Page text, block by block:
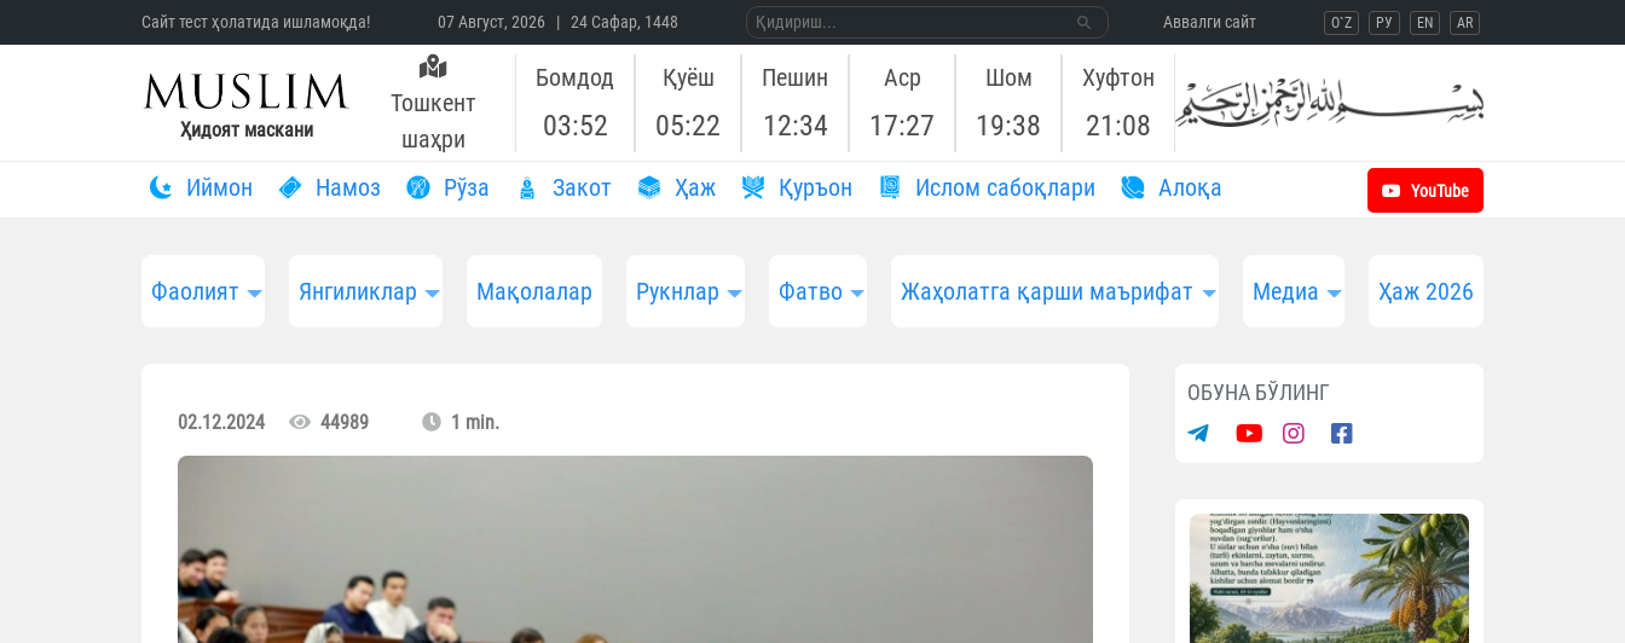
Сайт тест ҳолатида ишламоқда! 07 Август, 2026 | 24 Сафар, 1448 Aввалги сайт O`Z РУ EN AR
Ҳидоят маскани
Тошкент
шаҳри
Бомдод
03:52
Қуёш
05:22
Пешин
12:34
Аср
17:27
Шом
19:38
Хуфтон
21:08
Иймон Намоз Рўза Закот Ҳаж Қуръон Ислом сабоқлари Aлоқа YouTube
Фаолият Янгиликлар Мақолалар Рукнлар Фатво Жаҳолатга қарши маърифат Медиа Ҳаж 2026
02.12.2024 44989 1 min.
ОБУНА БЎЛИНГ